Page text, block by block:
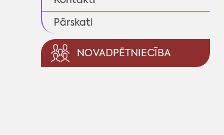
Pārskati
NOVADPĒTNIECĪBA